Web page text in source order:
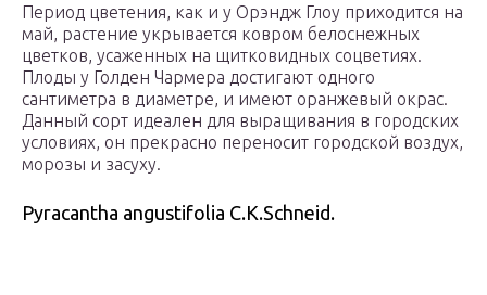
Период цветения, как и у Орэндж Глоу приходится на
май, растение укрывается ковром белоснежных
цветков, усаженных на щитковидных соцветиях.
Плоды у Голден Чармера достигают одного
сантиметра в диаметре, и имеют оранжевый окрас.
Данный сорт идеален для выращивания в городских
условиях, он прекрасно переносит городской воздух,
морозы и засуху.
Pyracantha angustifolia C.K.Schneid.